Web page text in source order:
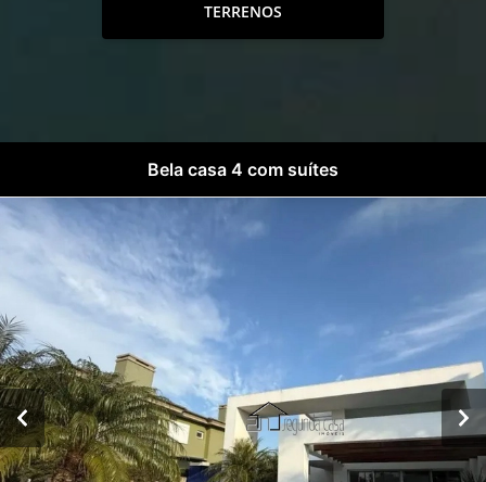
TERRENOS
Bela casa 4 com suítes